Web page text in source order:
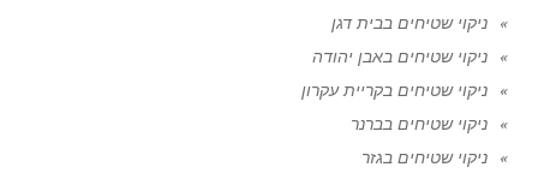
ניקוי שטיחים בבית דגן
ניקוי שטיחים באבן יהודה
ניקוי שטיחים בקריית עקרון
ניקוי שטיחים בברנר
ניקוי שטיחים בגזר